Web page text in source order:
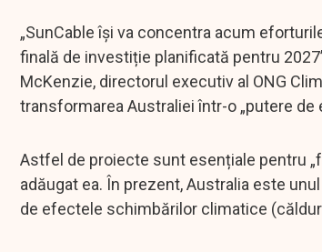
„SunCable își va concentra acum
finală de investiție planificată pentru
McKenzie, directorul executiv al ONG
transformarea Australiei într-o „putere de
Astfel de proiecte sunt esențiale pentru
adăugat ea. În prezent, Australia este
de efectele schimbărilor climatice